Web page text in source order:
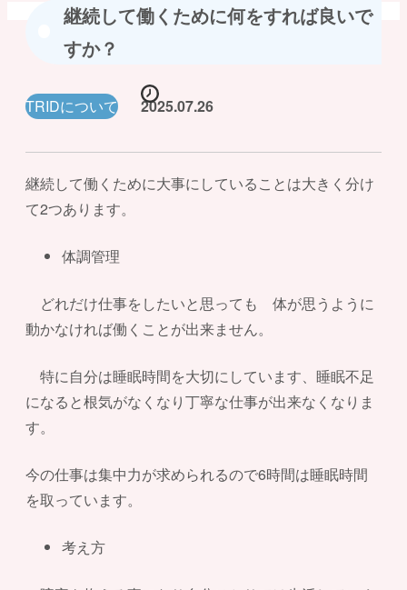
継続して働くために何をすれば良いで
すか？
TRIDについて 2025.07.26
継続して働くために大事にしていることは大きく分け
て2つあります。
体調管理
どれだけ仕事をしたいと思っても 体が思うように
動かなければ働くことが出来ません。
特に自分は睡眠時間を大切にしています、睡眠不足
になると根気がなくなり丁寧な仕事が出来なくなりま
す。
今の仕事は集中力が求められるので6時間は睡眠時間
を取っています。
考え方